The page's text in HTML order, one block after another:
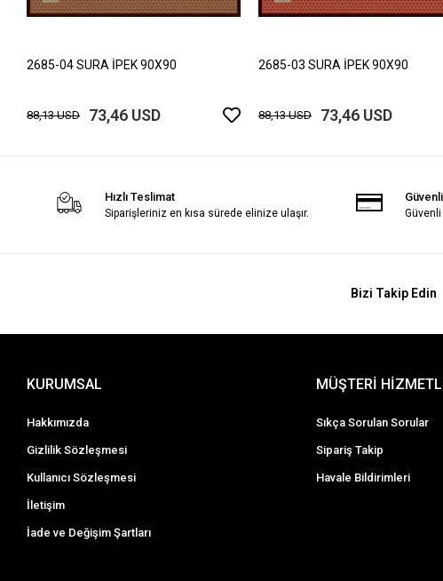
2685-04 SURA İPEK 90X90
88,13 USD 73,46 USD
2685-03 SURA İPEK 90X90
88,13 USD 73,46 USD
Hızlı Teslimat
Siparişleriniz en kısa sürede elinize ulaşır.
Bizi Takip Edin
KURUMSAL
Hakkımızda
Gizlilik Sözleşmesi
Kullanıcı Sözleşmesi
İletişim
İade ve Değişim Şartları
MÜŞTERİ
Sıkça Sorulan Sorular
Sipariş Takip
Havale Bildirimleri